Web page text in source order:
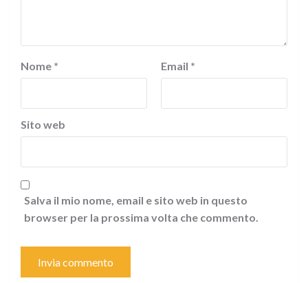
Nome * Email *
Sito web
Salva il mio nome, email e sito web in questo
browser per la prossima volta che commento.